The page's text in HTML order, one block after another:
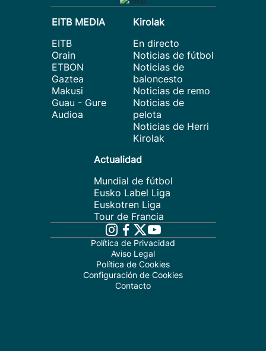
EITB MEDIA
EITB
Orain
ETBON
Gaztea
Makusi
Guau - Gure
Audioa
Kirolak
En directo
Noticias de fútbol
Noticias de
baloncesto
Noticias de remo
Noticias de
pelota
Noticias de Herri
Kirolak
Actualidad
Mundial de fútbol
Eusko Label Liga
Euskotren Liga
Tour de Francia
Política de Privacidad
Aviso Legal
Política de Cookies
Configuración de Cookies
Contacto